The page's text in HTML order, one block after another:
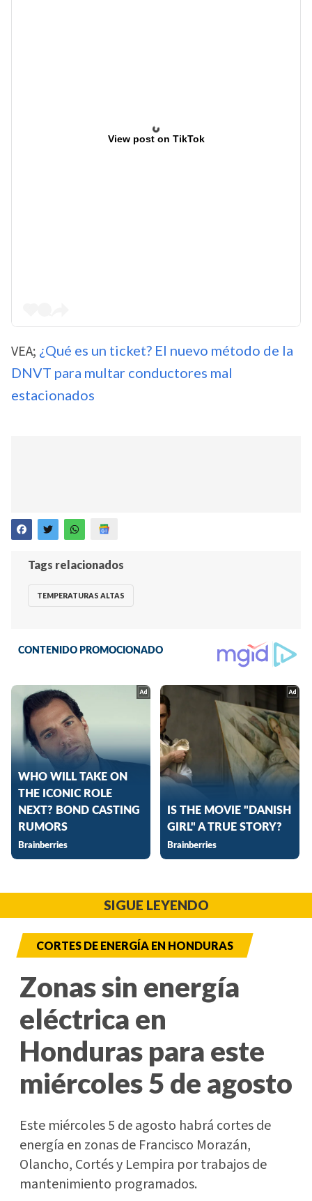
View post on TikTok
VEA; ¿Qué es un ticket? El nuevo método de la
DNVT para multar conductores mal
estacionados
Tags relacionados
TEMPERATURAS ALTAS
SIGUE LEYENDO
CORTES DE ENERGÍA EN HONDURAS
Zonas sin energía
eléctrica en
Honduras para este
miércoles 5 de agosto
Este miércoles 5 de agosto habrá cortes de
energía en zonas de Francisco Morazán,
Olancho, Cortés y Lempira por trabajos de
mantenimiento programados.